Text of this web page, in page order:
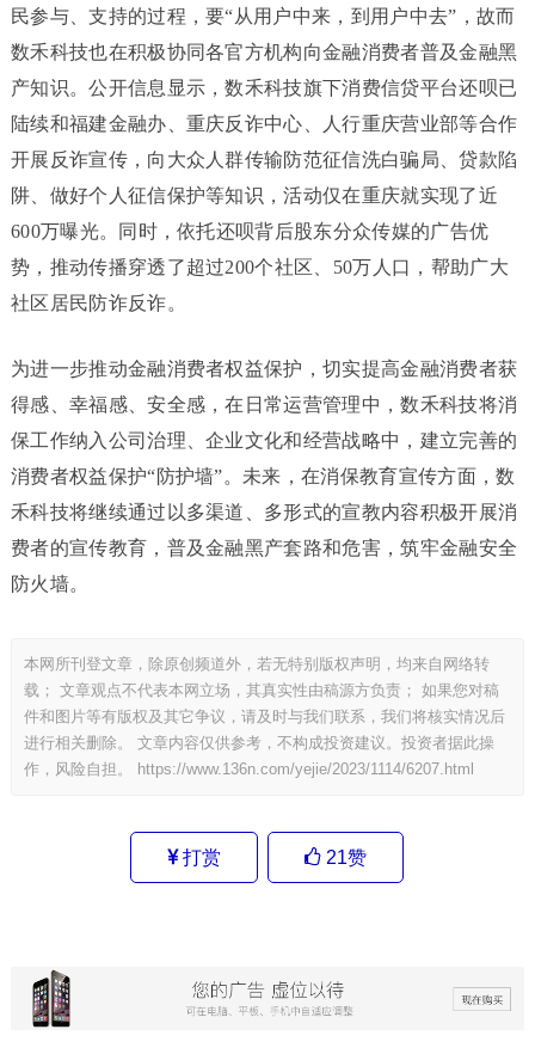
民参与、支持的过程，要“从用户中来，到用户中去”，故而
数禾科技也在积极协同各官方机构向金融消费者普及金融黑
产知识。公开信息显示，数禾科技旗下消费信贷平台还呗已
陆续和福建金融办、重庆反诈中心、人行重庆营业部等合作
开展反诈宣传，向大众人群传输防范征信洗白骗局、贷款陷
阱、做好个人征信保护等知识，活动仅在重庆就实现了近
600万曝光。同时，依托还呗背后股东分众传媒的广告优
势，推动传播穿透了超过200个社区、50万人口，帮助广大
社区居民防诈反诈。
为进一步推动金融消费者权益保护，切实提高金融消费者获
得感、幸福感、安全感，在日常运营管理中，数禾科技将消
保工作纳入公司治理、企业文化和经营战略中，建立完善的
消费者权益保护“防护墙”。未来，在消保教育宣传方面，数
禾科技将继续通过以多渠道、多形式的宣教内容积极开展消
费者的宣传教育，普及金融黑产套路和危害，筑牢金融安全
防火墙。
本网所刊登文章，除原创频道外，若无特别版权声明，均来自网络转
载； 文章观点不代表本网立场，其真实性由稿源方负责； 如果您对稿
件和图片等有版权及其它争议，请及时与我们联系，我们将核实情况后
进行相关删除。 文章内容仅供参考，不构成投资建议。投资者据此操
作，风险自担。
https://www.136n.com/yejie/2023/1114/6207.html
打赏 21赞